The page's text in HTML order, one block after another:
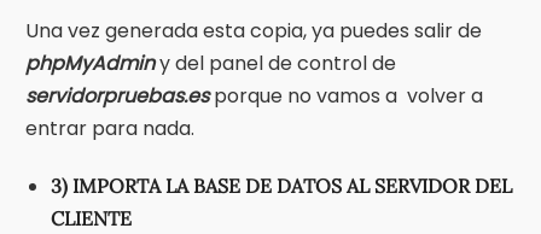
Una vez generada esta copia, ya puedes salir de
phpMyAdminy del panel de control de
servidorpruebas.esporque no vamos a volver a
entrar para nada.
3) IMPORTA LA BASE DE DATOS AL SERVIDOR DEL
CLIENTE